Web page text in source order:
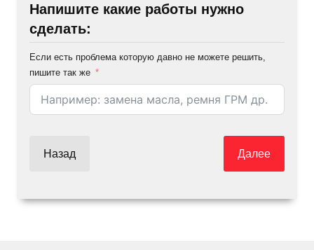
Напишите какие работы нужно
сделать:
Если есть проблема которую давно не можете решить,
пишите так же
Назад Далее